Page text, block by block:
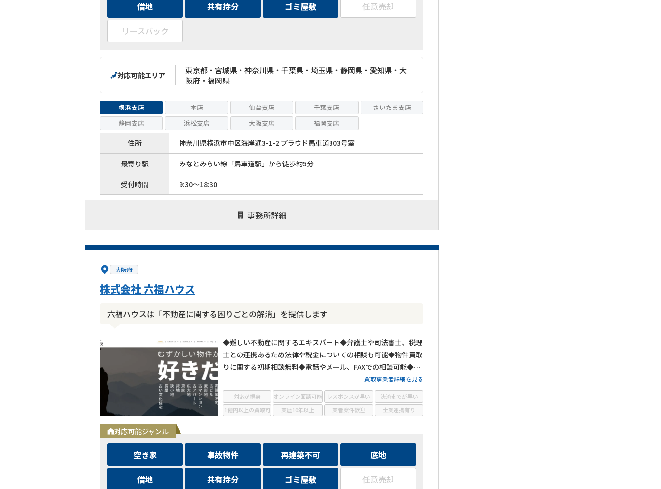
借地 共有持分 ゴミ屋敷 任意売却
リースバック
横浜支店 本店 仙台支店 千葉支店
さいたま支店
静岡支店
浜松支店 大阪支店 福岡支店
住所 神奈川県横浜市中区海岸通3-1-2 プラウド馬車道303号室
最寄り駅 みなとみらい線「馬車道駅」から徒歩約5分
受付時間 9:30～18:30
事務所詳細
対応可能エリア
東京都・宮城県・神奈川県・千葉県・埼玉県・静岡県・愛知県・大
阪府・福岡県
大阪府
株式会社 六福ハウス
六福ハウスは「不動産に関する困りごとの解消」を提供します
◆難しい不動産に関するエキスパート◆弁護士や司法書士、税理
士との連携あるため法律や税金についての相談も可能◆物件買取
りに関する初期相談無料◆電話やメール、FAXでの相談可能◆メ
買取事業者詳細を見る
対応可能ジャンル
空き家 事故物件 再建築不可 底地
借地 共有持分 ゴミ屋敷 任意売却
対応が親身 オンライン面談可能 レスポンスが早い
決済までが早い
1億円以上の買取可
業歴10年以上 業者案件歓迎 士業連携有り